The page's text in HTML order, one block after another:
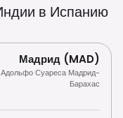
в Испанию
Мадрид (MAD)
Суареса Мадрид-
Барахас